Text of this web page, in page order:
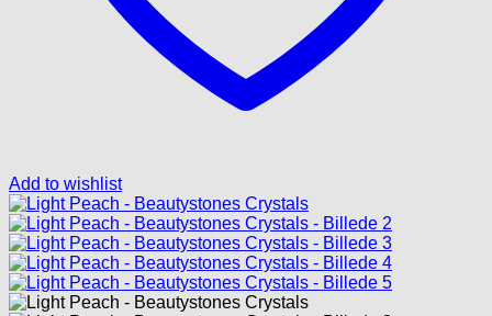
Add to wishlist